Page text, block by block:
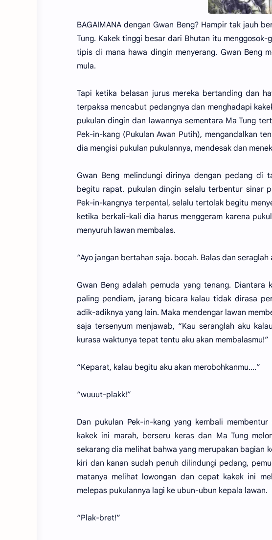
BAGAIMANA dengan Gwan Beng? Hampir tak jauh
Tung. Kakek tinggi besar dari Bhutan itu
tipis di mana hawa dingin menyerang. Gwan Beng
mula.
Tapi ketika belasan jurus mereka bertanding dan
terpaksa mencabut pedangnya dan menghadapi
pukulan dingin dan lawannya sementara Ma Tung
Pek-in-kang (Pukulan Awan Putih), mengandalkan
dia mengisi pukulan pukulannya, mendesak dan
Gwan Beng melindungi dirinya dengan pedang di
begitu rapat. pukulan dingin selalu terbentur sinar
Pek-in-kangnya terpental, selalu tertolak begitu
ketika berkali-kali dia harus menggeram karena
menyuruh lawan membalas.
“Ayo jangan bertahan saja. bocah. Balas dan seraglah
Gwan Beng adalah pemuda yang tenang.
paling pendiam, jarang bicara kalau tidak dirasa
adik-adiknya yang lain. Maka mendengar lawan
saja tersenyum menjawab, “Kau seranglah aku
kurasa waktunya tepat tentu aku akan membalasmu!”
“Keparat, kalau begitu aku akan merobohkanmu....”
“wuuut-plakk!”
Dan pukulan Pek-in-kang yang kembali
kakek ini marah, berseru keras dan Ma Tung
sekarang dia melihat bahwa yang merupakan bagian
kiri dan kanan sudah penuh dilindungi pedang,
matanya melihat lowongan dan cepat kakek ini
melepas pukulannya lagi ke ubun-ubun kepala lawan.
“Plak-bret!”